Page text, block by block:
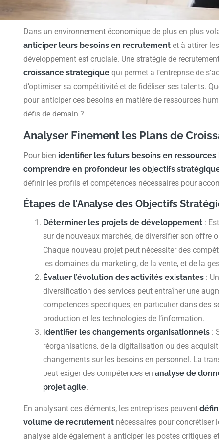
Dans un environnement économique de plus en plus
anticiper leurs besoins en recrutement et à attirer
développement est cruciale. Une stratégie de
croissance stratégique qui permet à l’entreprise de
d’optimiser sa compétitivité et de fidéliser ses talents.
pour anticiper ces besoins en matière de ressources
défis de demain ?
Analyser Finement les Plans de
Pour bien identifier les futurs besoins en ressources
comprendre en profondeur les objectifs
définir les profils et compétences nécessaires pour
Étapes de l’Analyse des Objectifs
Déterminer les projets de développement :
sur de nouveaux marchés, de diversifier son offre
Chaque nouveau projet peut nécessiter des
les domaines du marketing, de la vente, et de la
Évaluer l’évolution des activités existantes :
diversification des services peut entraîner une
compétences spécifiques, en particulier dans des
production et les technologies de l’information.
Identifier les changements organisationnels :
réorganisations, de la digitalisation ou des
changements sur les besoins en personnel. La
peut exiger des compétences enanalyse de
projet agile.
En analysant ces éléments, les entreprises peuvent
volume de recrutement nécessaires pour concrétiser
analyse aide également à anticiper les postes critiques